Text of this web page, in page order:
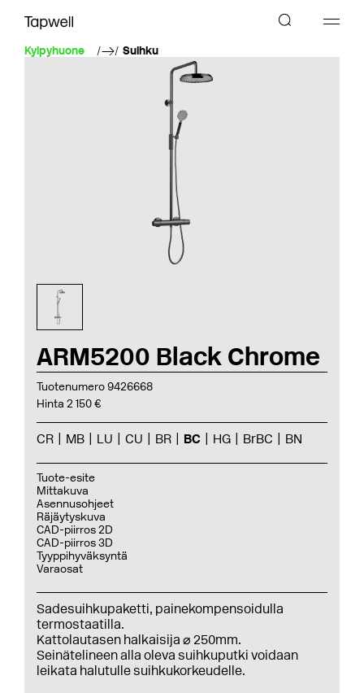
Kylpyhuone Suihku
ARM5200 Black Chrome
Tuotenumero 9426668
Hinta 2 150 €
CR MB LU CU BR BC HG BrBC BN
Tuote-esite
Mittakuva
Asennusohjeet
Räjäytyskuva
CAD-piirros 2D
CAD-piirros 3D
Tyyppihyväksyntä
Varaosat
Sadesuihkupaketti, painekompensoidulla
termostaatilla.
Kattolautasen halkaisija ⌀ 250mm.
Seinätelineen alla oleva suihkuputki voidaan
leikata halutulle suihkukorkeudelle.